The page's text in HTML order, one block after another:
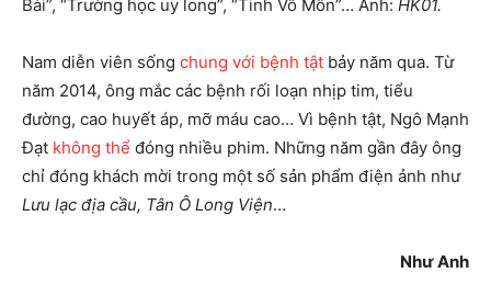
Bài”, “Trường học uy long”, “Tinh Võ Môn”… Ảnh: HK01.
Nam diễn viên sống chung với bệnh tật bảy năm qua. Từ
năm 2014, ông mắc các bệnh rối loạn nhịp tim, tiểu
đường, cao huyết áp, mỡ máu cao… Vì bệnh tật, Ngô Mạnh
Đạt không thể đóng nhiều phim. Những năm gần đây ông
chỉ đóng khách mời trong một số sản phẩm điện ảnh như
Lưu lạc địa cầu, Tân Ô Long Viện…
Như Anh